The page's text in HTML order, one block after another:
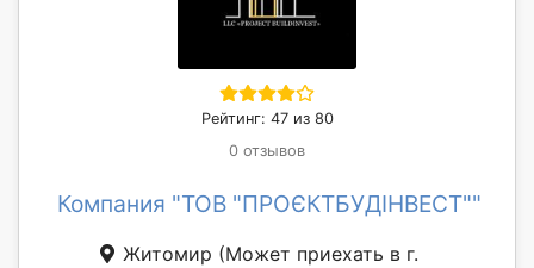
Рейтинг: 47 из 80
0 отзывов
Компания "ТОВ "ПРОЄКТБУДІНВЕСТ""
Житомир (Может приехать в г.